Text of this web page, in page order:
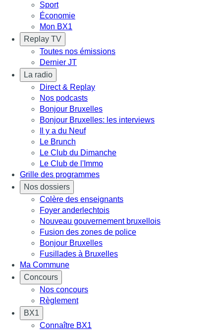
Sport
Économie
Mon BX1
Replay TV
Toutes nos émissions
Dernier JT
La radio
Direct & Replay
Nos podcasts
Bonjour Bruxelles
Bonjour Bruxelles: les interviews
Il y a du Neuf
Le Brunch
Le Club du Dimanche
Le Club de l'Immo
Grille des programmes
Nos dossiers
Colère des enseignants
Foyer anderlechtois
Nouveau gouvernement bruxellois
Fusion des zones de police
Bonjour Bruxelles
Fusillades à Bruxelles
Ma Commune
Concours
Nos concours
Règlement
BX1
Connaître BX1